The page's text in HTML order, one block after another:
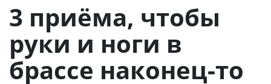
3 приёма, чтобы
руки и ноги в
брассе наконец-то